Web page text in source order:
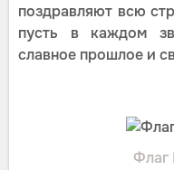
поздравляют всю
пусть в каждом
славное прошлое и
Флаг